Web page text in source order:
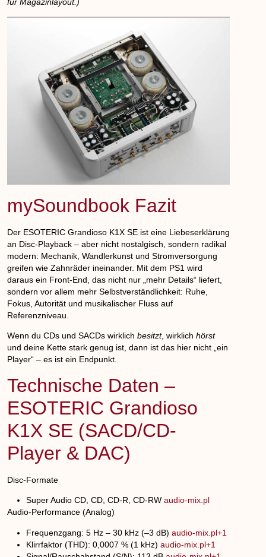
für Magazinlayout.)
mySoundbook Fazit
Der ESOTERIC Grandioso K1X SE ist eine Liebeserklärung
an Disc-Playback – aber nicht nostalgisch, sondern radikal
modern: Mechanik, Wandlerkunst und Stromversorgung
greifen wie Zahnräder ineinander. Mit dem PS1 wird
daraus ein Front-End, das nicht nur „mehr Details“ liefert,
sondern vor allem mehr Selbstverständlichkeit: Ruhe,
Fokus, Autorität und musikalischer Fluss auf
Referenzniveau.
Wenn du CDs und SACDs wirklichbesitzt, wirklichhörst
und deine Kette stark genug ist, dann ist das hier nicht „ein
Player“ – es ist ein Endpunkt.
Technische Daten –
ESOTERIC Grandioso
K1X SE (SACD/CD-
Player & DAC)
Disc-Formate
Super Audio CD, CD, CD-R, CD-RWaudio-mix.pl
Audio-Performance (Analog)
Frequenzgang:5 Hz – 30 kHz (–3 dB) audio-mix.pl+1
Klirrfaktor (THD):0,0007 % (1 kHz) audio-mix.pl+1